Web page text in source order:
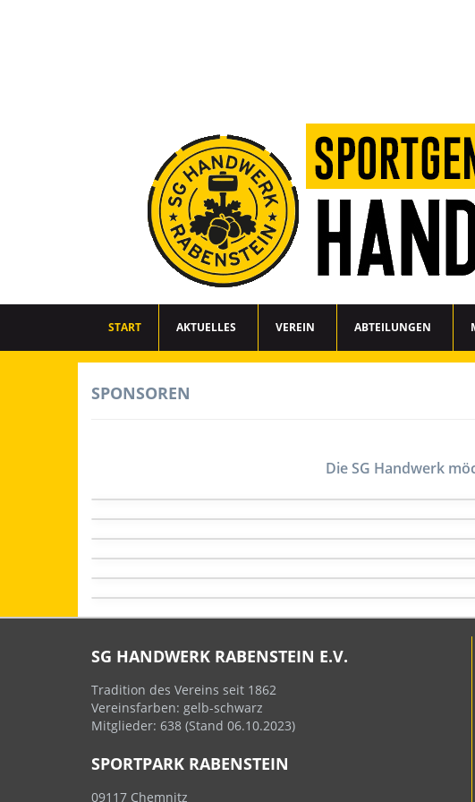
START AKTUELLES VEREIN ABTEILUNGEN
SPONSOREN
Die SG Handwerk
SG HANDWERK RABENSTEIN E.V.
Tradition des Vereins seit 1862
Vereinsfarben: gelb-schwarz
Mitglieder: 638 (Stand 06.10.2023)
SPORTPARK RABENSTEIN
09117 Chemnitz